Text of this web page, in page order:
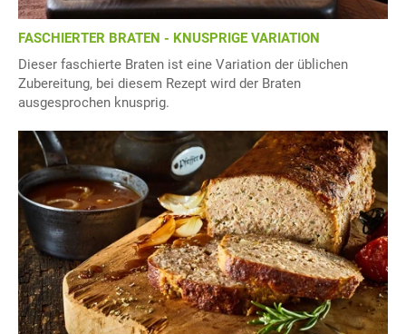
FASCHIERTER BRATEN - KNUSPRIGE VARIATION
Dieser faschierte Braten ist eine Variation der üblichen
Zubereitung, bei diesem Rezept wird der Braten
ausgesprochen knusprig.